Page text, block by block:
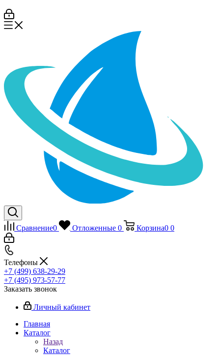
Сравнение0 Отложенные 0 Корзина0 0
Телефоны
+7 (499) 638-29-29
+7 (495) 973-57-77
Заказать звонок
Личный кабинет
Главная
Каталог
Назад
Каталог